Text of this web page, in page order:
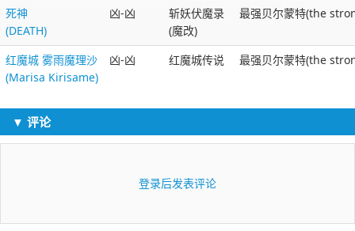
死神
(DEATH)
凶-凶
斩妖伏魔录
(魔改)
最强贝尔蒙特(the
红魔城 雾雨魔理沙
(Marisa Kirisame)
凶-凶 红魔城传说 最强贝尔蒙特(the
▼ 评论
登录后发表评论